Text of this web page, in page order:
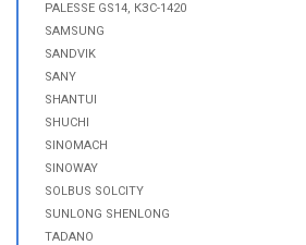
PALESSE GS14, КЗС-1420
SAMSUNG
SANDVIK
SANY
SHANTUI
SHUCHI
SINOMACH
SINOWAY
SOLBUS SOLCITY
SUNLONG SHENLONG
TADANO